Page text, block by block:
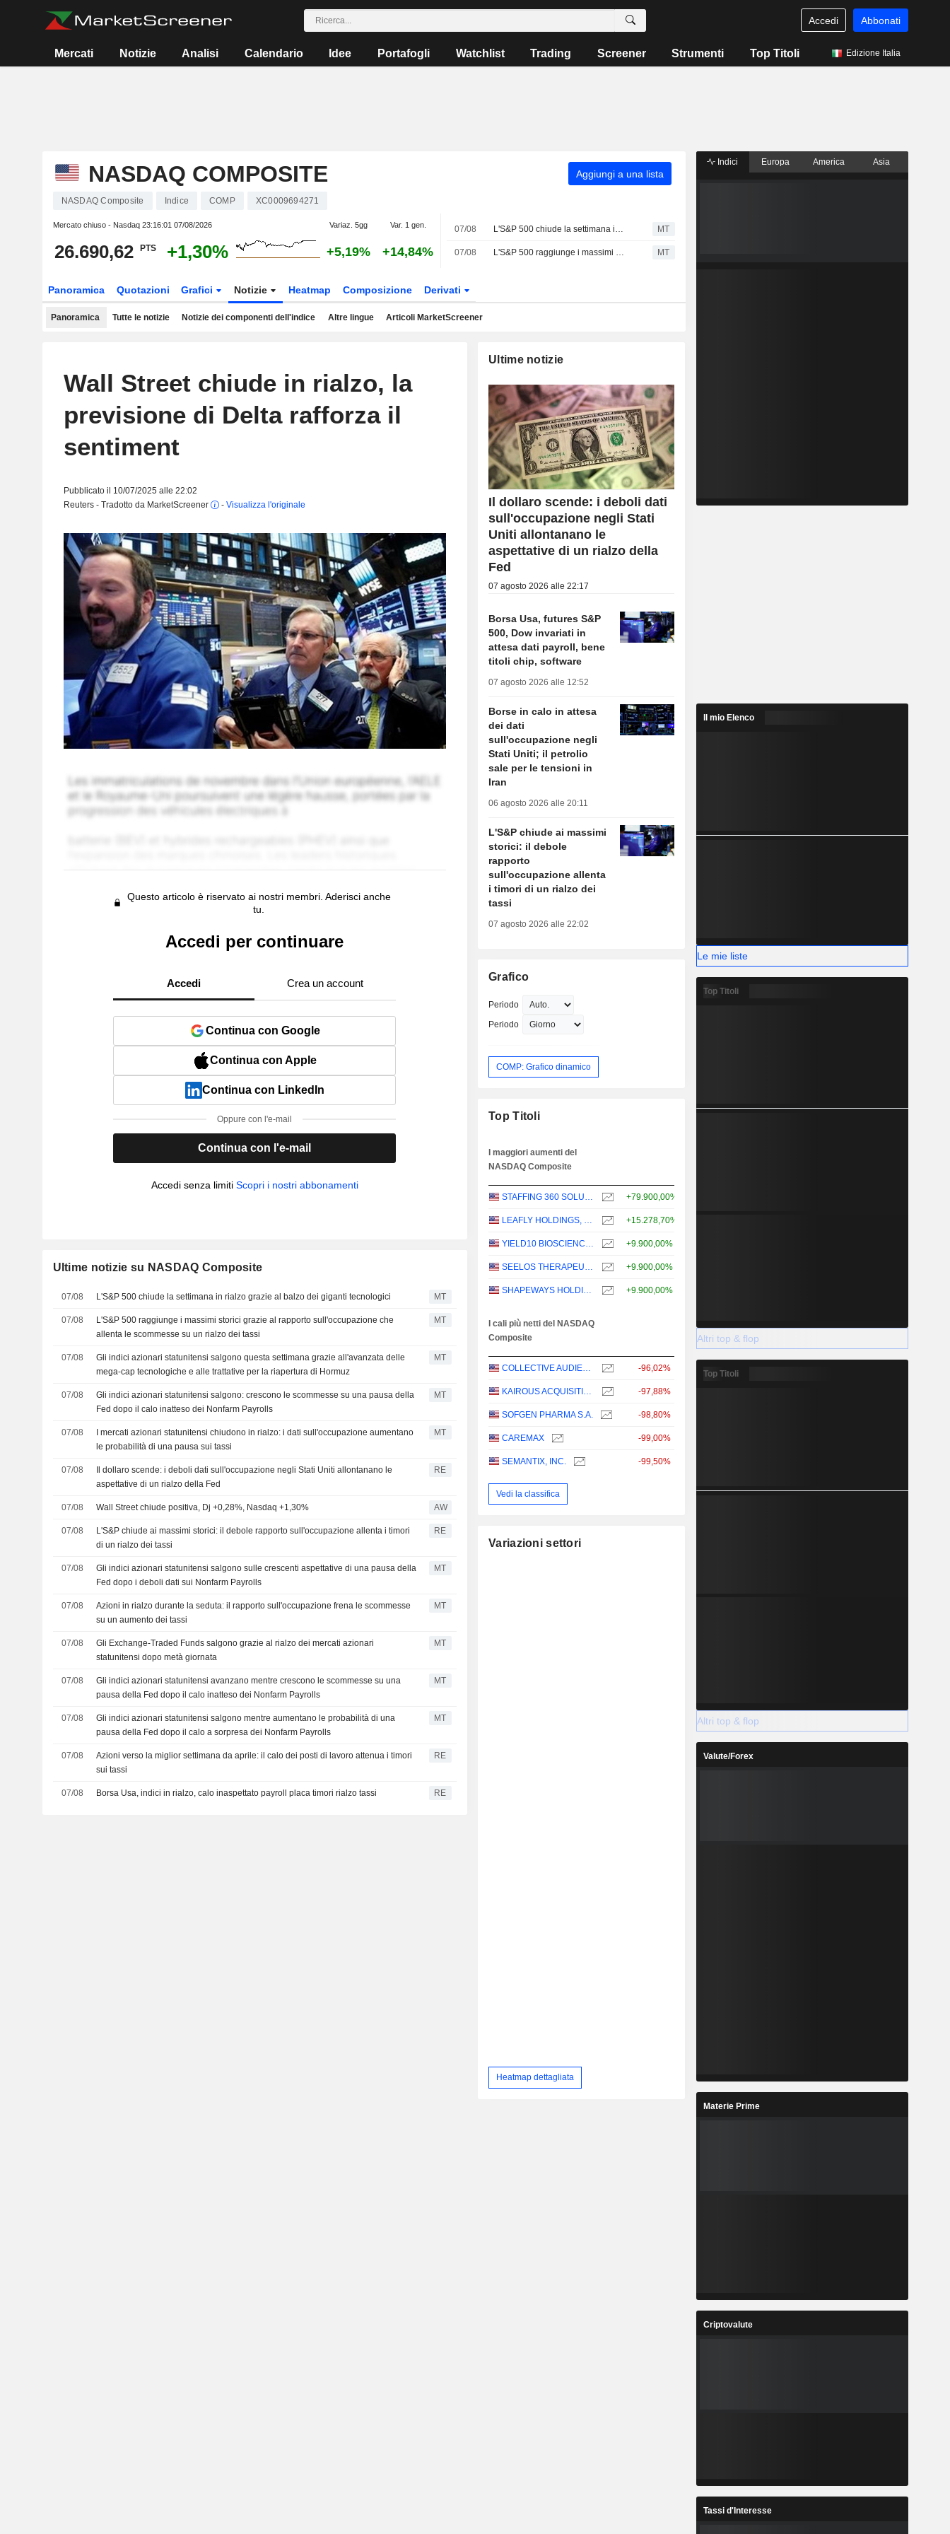
Accedi Abbonati
Mercati Notizie Analisi Calendario Idee Portafogli Watchlist Trading Screener Strumenti Top Titoli Edizione Italia
NASDAQ COMPOSITE Aggiungi a una lista
NASDAQ Composite Indice COMP XC0009694271
Mercato chiuso - Nasdaq 23:16:01 07/08/2026 Variaz. 5gg Var. 1 gen.
26.690,62 PTS +1,30% +5,19% +14,84%
07/08 L'S&P 500 chiude la settimana in rialzo grazie al balzo dei giganti tecnologici MT
07/08 L'S&P 500 raggiunge i massimi storici grazie al rapporto sull'occupazione che allenta le scommesse su un rialzo dei tassi MT
Panoramica Quotazioni Grafici Notizie Heatmap Composizione Derivati
Panoramica Tutte le notizie Notizie dei componenti dell'indice Altre lingue Articoli MarketScreener
Wall Street chiude in rialzo, la
previsione di Delta rafforza il
sentiment
Pubblicato il 10/07/2025 alle 22:02
Reuters - Tradotto da MarketScreener
- Visualizza l'originale
Questo articolo è riservato ai nostri membri. Aderisci anche
tu.
Accedi per continuare
Accedi Crea un account
Continua con Google
Continua con Apple
Continua con LinkedIn
Oppure con l'e-mail
Continua con l'e-mail
Accedi senza limiti Scopri i nostri abbonamenti
Ultime notizie su NASDAQ Composite
07/08 L'S&P 500 chiude la settimana in rialzo grazie al balzo dei giganti tecnologici MT
07/08
L'S&P 500 raggiunge i massimi storici grazie al rapporto sull'occupazione che
allenta le scommesse su un rialzo dei tassi
MT
07/08
Gli indici azionari statunitensi salgono questa settimana grazie all'avanzata delle
mega-cap tecnologiche e alle trattative per la riapertura di Hormuz
MT
07/08
Gli indici azionari statunitensi salgono: crescono le scommesse su una pausa della
Fed dopo il calo inatteso dei Nonfarm Payrolls
MT
07/08
I mercati azionari statunitensi chiudono in rialzo: i dati sull'occupazione aumentano
le probabilità di una pausa sui tassi
MT
07/08
Il dollaro scende: i deboli dati sull'occupazione negli Stati Uniti allontanano le
aspettative di un rialzo della Fed
RE
07/08 Wall Street chiude positiva, Dj +0,28%, Nasdaq +1,30% AW
07/08
L'S&P chiude ai massimi storici: il debole rapporto sull'occupazione allenta i timori
di un rialzo dei tassi
RE
07/08
Gli indici azionari statunitensi salgono sulle crescenti aspettative di una pausa della
Fed dopo i deboli dati sui Nonfarm Payrolls
MT
07/08
Azioni in rialzo durante la seduta: il rapporto sull'occupazione frena le scommesse
su un aumento dei tassi
MT
07/08
Gli Exchange-Traded Funds salgono grazie al rialzo dei mercati azionari
statunitensi dopo metà giornata
MT
07/08
Gli indici azionari statunitensi avanzano mentre crescono le scommesse su una
pausa della Fed dopo il calo inatteso dei Nonfarm Payrolls
MT
07/08
Gli indici azionari statunitensi salgono mentre aumentano le probabilità di una
pausa della Fed dopo il calo a sorpresa dei Nonfarm Payrolls
MT
07/08
Azioni verso la miglior settimana da aprile: il calo dei posti di lavoro attenua i timori
sui tassi
RE
07/08 Borsa Usa, indici in rialzo, calo inaspettato payroll placa timori rialzo tassi RE
Ultime notizie
Il dollaro scende: i deboli dati
sull'occupazione negli Stati
Uniti allontanano le
aspettative di un rialzo della
Fed
07 agosto 2026 alle 22:17
Borsa Usa, futures S&P
500, Dow invariati in
attesa dati payroll, bene
titoli chip, software
07 agosto 2026 alle 12:52
Borse in calo in attesa
dei dati
sull'occupazione negli
Stati Uniti; il petrolio
sale per le tensioni in
Iran
06 agosto 2026 alle 20:11
L'S&P chiude ai massimi
storici: il debole
rapporto
sull'occupazione allenta
i timori di un rialzo dei
tassi
07 agosto 2026 alle 22:02
Grafico
Periodo
Periodo
COMP: Grafico dinamico
Top Titoli
I maggiori aumenti del
NASDAQ Composite
STAFFING 360 SOLUTIONS, INC. +79.900,00%
LEAFLY HOLDINGS, INC. +15.278,70%
YIELD10 BIOSCIENCE, INC. +9.900,00%
SEELOS THERAPEUTICS, INC. +9.900,00%
SHAPEWAYS HOLDINGS, INC. +9.900,00%
I cali più netti del NASDAQ
Composite
COLLECTIVE AUDIENCE, INC. -96,02%
KAIROUS ACQUISITION CORP. LIMITED -97,88%
SOFGEN PHARMA S.A. -98,80%
CAREMAX -99,00%
SEMANTIX, INC. -99,50%
Vedi la classifica
Variazioni settori
Heatmap dettagliata
Indici Europa America Asia
Il mio Elenco
Le mie liste
Top Titoli
Altri top & flop
Top Titoli
Altri top & flop
Valute/Forex
Materie Prime
Criptovalute
Tassi d'Interesse